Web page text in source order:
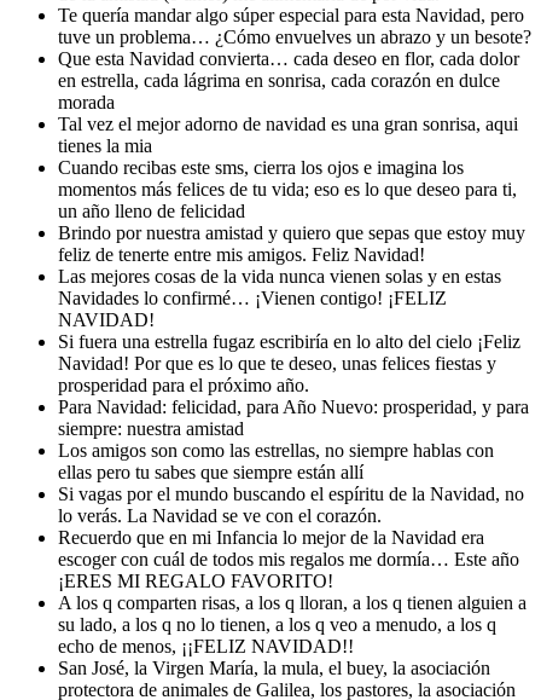
Te quería mandar algo súper especial para esta Navidad, pero
tuve un problema… ¿Cómo envuelves un abrazo y un besote?
Que esta Navidad convierta… cada deseo en flor, cada dolor
en estrella, cada lágrima en sonrisa, cada corazón en dulce
morada
Tal vez el mejor adorno de navidad es una gran sonrisa, aqui
tienes la mia
Cuando recibas este sms, cierra los ojos e imagina los
momentos más felices de tu vida; eso es lo que deseo para ti,
un año lleno de felicidad
Brindo por nuestra amistad y quiero que sepas que estoy muy
feliz de tenerte entre mis amigos. Feliz Navidad!
Las mejores cosas de la vida nunca vienen solas y en estas
Navidades lo confirmé… ¡Vienen contigo! ¡FELIZ
NAVIDAD!
Si fuera una estrella fugaz escribiría en lo alto del cielo ¡Feliz
Navidad! Por que es lo que te deseo, unas felices fiestas y
prosperidad para el próximo año.
Para Navidad: felicidad, para Año Nuevo: prosperidad, y para
siempre: nuestra amistad
Los amigos son como las estrellas, no siempre hablas con
ellas pero tu sabes que siempre están allí
Si vagas por el mundo buscando el espíritu de la Navidad, no
lo verás. La Navidad se ve con el corazón.
Recuerdo que en mi Infancia lo mejor de la Navidad era
escoger con cuál de todos mis regalos me dormía… Este año
¡ERES MI REGALO FAVORITO!
A los q comparten risas, a los q lloran, a los q tienen alguien a
su lado, a los q no lo tienen, a los q veo a menudo, a los q
echo de menos, ¡¡FELIZ NAVIDAD!!
San José, la Virgen María, la mula, el buey, la asociación
protectora de animales de Galilea, los pastores, la asociación